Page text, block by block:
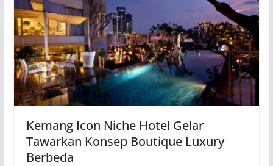
Kemang Icon Niche Hotel Gelar
Tawarkan Konsep Boutique Luxury
Berbeda